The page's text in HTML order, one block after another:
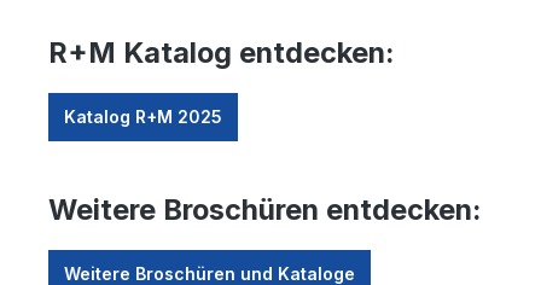
R+M Katalog entdecken:
Katalog R+M 2025
Weitere Broschüren entdecken:
Weitere Broschüren und Kataloge